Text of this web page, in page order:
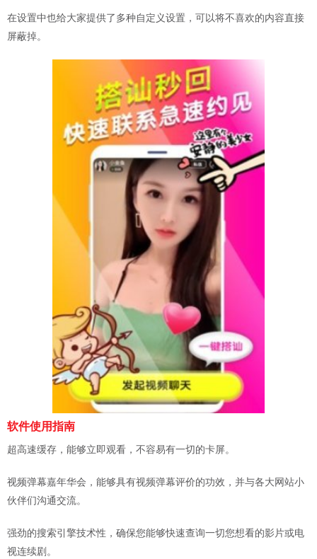
在设置中也给大家提供了多种自定义设置，可以将不喜欢的内容直接
屏蔽掉。
软件使用指南
超高速缓存，能够立即观看，不容易有一切的卡屏。
视频弹幕嘉年华会，能够具有视频弹幕评价的功效，并与各大网站小
伙伴们沟通交流。
强劲的搜索引擎技术性，确保您能够快速查询一切您想看的影片或电
视连续剧。